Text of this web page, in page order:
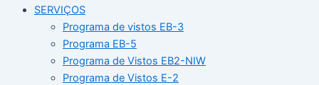
SERVIÇOS
Programa de vistos EB-3
Programa EB-5
Programa de Vistos EB2-NIW
Programa de Vistos E-2